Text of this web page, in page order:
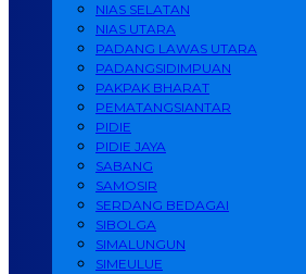
NIAS SELATAN
NIAS UTARA
PADANG LAWAS UTARA
PADANGSIDIMPUAN
PAKPAK BHARAT
PEMATANGSIANTAR
PIDIE
PIDIE JAYA
SABANG
SAMOSIR
SERDANG BEDAGAI
SIBOLGA
SIMALUNGUN
SIMEULUE